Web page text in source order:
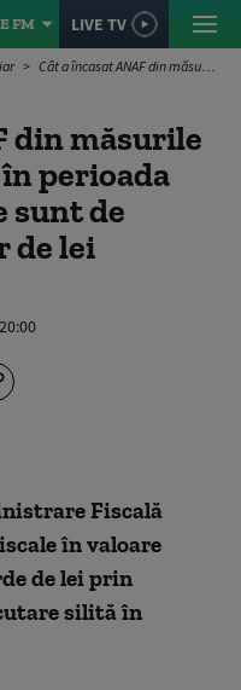
FM LIVE TV
Cât a încasat ANAF din măsurile de executare silită în perioada 2023-2025. Sumele sunt de ordinul miliardelor de lei
din măsurile
perioada
sunt de
de lei
Fiscală
în valoare
de lei prin
silită în